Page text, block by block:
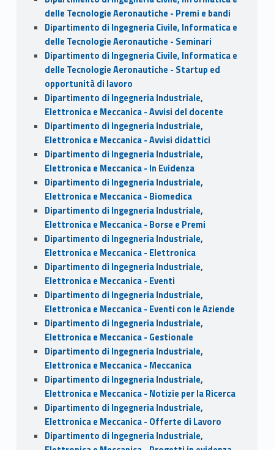
delle Tecnologie Aeronautiche - Premi e bandi
Dipartimento di Ingegneria Civile, Informatica e
delle Tecnologie Aeronautiche - Seminari
Dipartimento di Ingegneria Civile, Informatica e
delle Tecnologie Aeronautiche - Startup ed
opportunità di lavoro
Dipartimento di Ingegneria Industriale,
Elettronica e Meccanica - Avvisi del docente
Dipartimento di Ingegneria Industriale,
Elettronica e Meccanica - Avvisi didattici
Dipartimento di Ingegneria Industriale,
Elettronica e Meccanica - In Evidenza
Dipartimento di Ingegneria Industriale,
Elettronica e Meccanica - Biomedica
Dipartimento di Ingegneria Industriale,
Elettronica e Meccanica - Borse e Premi
Dipartimento di Ingegneria Industriale,
Elettronica e Meccanica - Elettronica
Dipartimento di Ingegneria Industriale,
Elettronica e Meccanica - Eventi
Dipartimento di Ingegneria Industriale,
Elettronica e Meccanica - Eventi con le Aziende
Dipartimento di Ingegneria Industriale,
Elettronica e Meccanica - Gestionale
Dipartimento di Ingegneria Industriale,
Elettronica e Meccanica - Meccanica
Dipartimento di Ingegneria Industriale,
Elettronica e Meccanica - Notizie per la Ricerca
Dipartimento di Ingegneria Industriale,
Elettronica e Meccanica - Offerte di Lavoro
Dipartimento di Ingegneria Industriale,